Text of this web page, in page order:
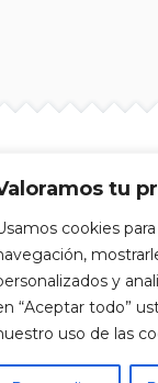
tu
cookies
y
“Aceptar todo”
uso de las